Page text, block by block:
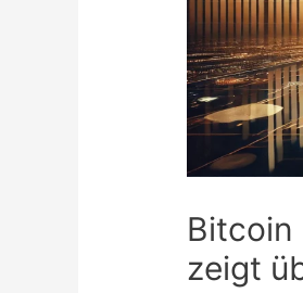
Bitcoin
zeigt